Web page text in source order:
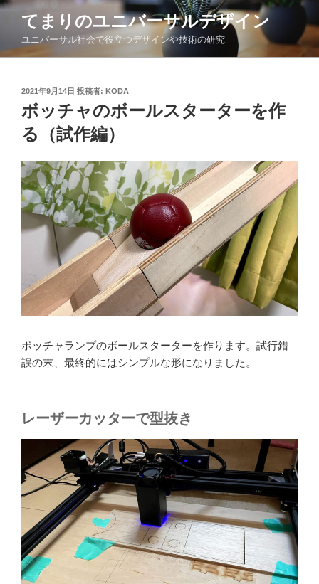
コ
ン
てまりのユニバーサルデザイン
ユニバーサル社会で役立つデザインや技術の研究
投
日:
2021年9月14日 投稿者: KODA
ボッチャのボールスターターを作
る（試作編）
ボッチャランプのボールスターターを作ります。試行錯
誤の末、最終的にはシンプルな形になりました。
レーザーカッターで型抜き